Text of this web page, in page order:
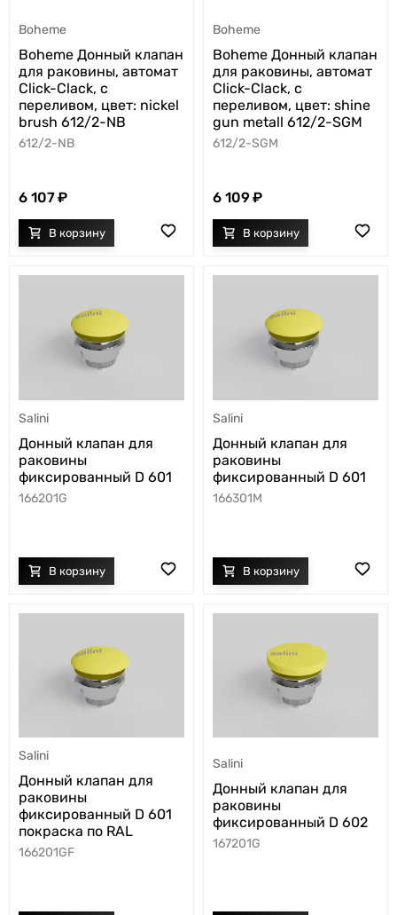
Boheme
Boheme Донный клапан
для раковины, автомат
Click-Clack, с
переливом, цвет: nickel
brush 612/2-NB
612/2-NB
6 107
Boheme
Boheme Донный клапан
для раковины, автомат
Click-Clack, с
переливом, цвет: shine
gun metall 612/2-SGM
612/2-SGM
6 109
Salini
Донный клапан для
раковины
фиксированный D 601
166201G
Salini
Донный клапан для
раковины
фиксированный D 601
166301M
Salini
Донный клапан для
раковины
фиксированный D 601
покраска по RAL
166201GF
Salini
Донный клапан для
раковины
фиксированный D 602
167201G